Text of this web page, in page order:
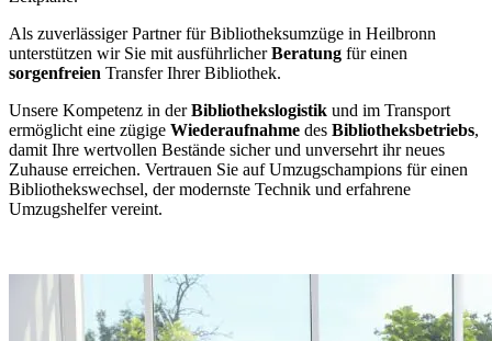
Als zuverlässiger Partner für Bibliotheksumzüge in Heilbronn
unterstützen wir Sie mit ausführlicherBeratung für einen
sorgenfreien Transfer Ihrer Bibliothek.
Unsere Kompetenz in derBibliothekslogistik und im Transport
ermöglicht eine zügige Wiederaufnahme des Bibliotheksbetriebs,
damit Ihre wertvollen Bestände sicher und unversehrt ihr neues
Zuhause erreichen. Vertrauen Sie auf Umzugschampions für einen
Bibliothekswechsel, der modernste Technik und erfahrene
Umzugshelfer vereint.